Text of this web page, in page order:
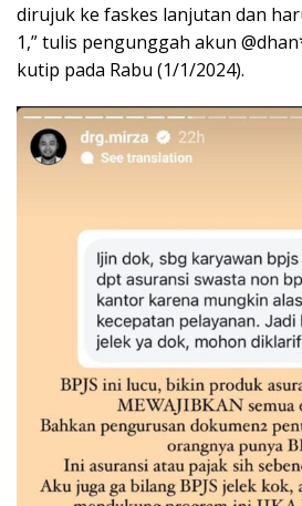
dirujuk ke faskes lanjutan dan
1,” tulis pengunggah akun
kutip pada Rabu (1/1/2024).